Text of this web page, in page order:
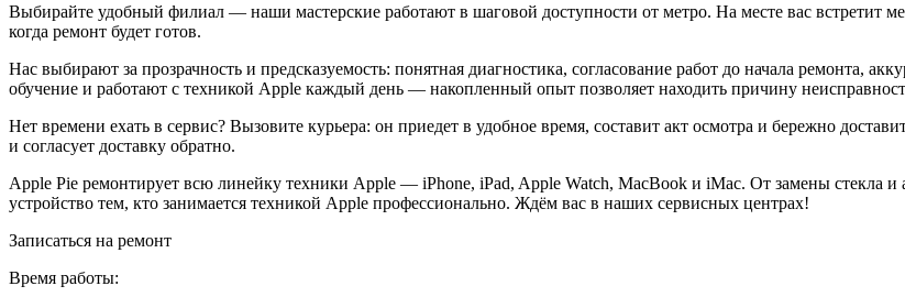
Выбирайте удобный филиал — наши мастерские работают в шаговой доступности от метро. На месте вас встретит
когда ремонт будет готов.
Нас выбирают за прозрачность и предсказуемость: понятная диагностика, согласование работ до начала ремонта,
обучение и работают с техникой Apple каждый день — накопленный опыт позволяет находить причину
Нет времени ехать в сервис? Вызовите курьера: он приедет в удобное время, составит акт осмотра и бережно
и согласует доставку обратно.
Apple Pie ремонтирует всю линейку техники Apple — iPhone, iPad, Apple Watch, MacBook и iMac. От замены стекла и
устройство тем, кто занимается техникой Apple профессионально. Ждём вас в наших сервисных центрах!
Записаться на ремонт
Время работы: